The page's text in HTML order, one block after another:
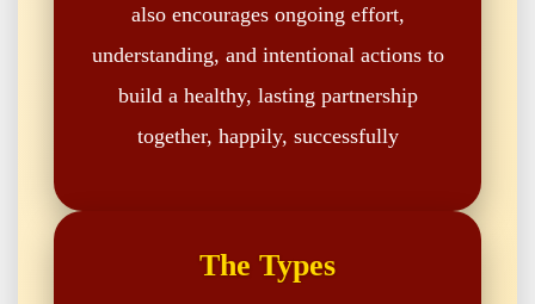
also encourages ongoing effort,
understanding, and intentional actions to
build a healthy, lasting partnership
together, happily, successfully
The Types